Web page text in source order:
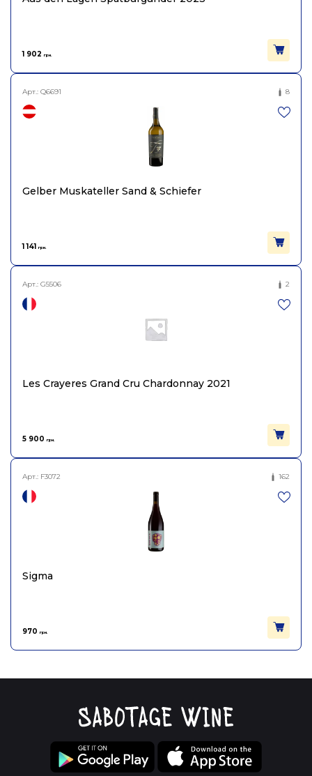
1 902 грн.
Арт.: Q6691 8
Gelber Muskateller Sand & Schiefer
1 141 грн.
Арт.: G5506 2
Les Crayeres Grand Cru Chardonnay 2021
5 900 грн.
Арт.: F3072 162
Sigma
970 грн.